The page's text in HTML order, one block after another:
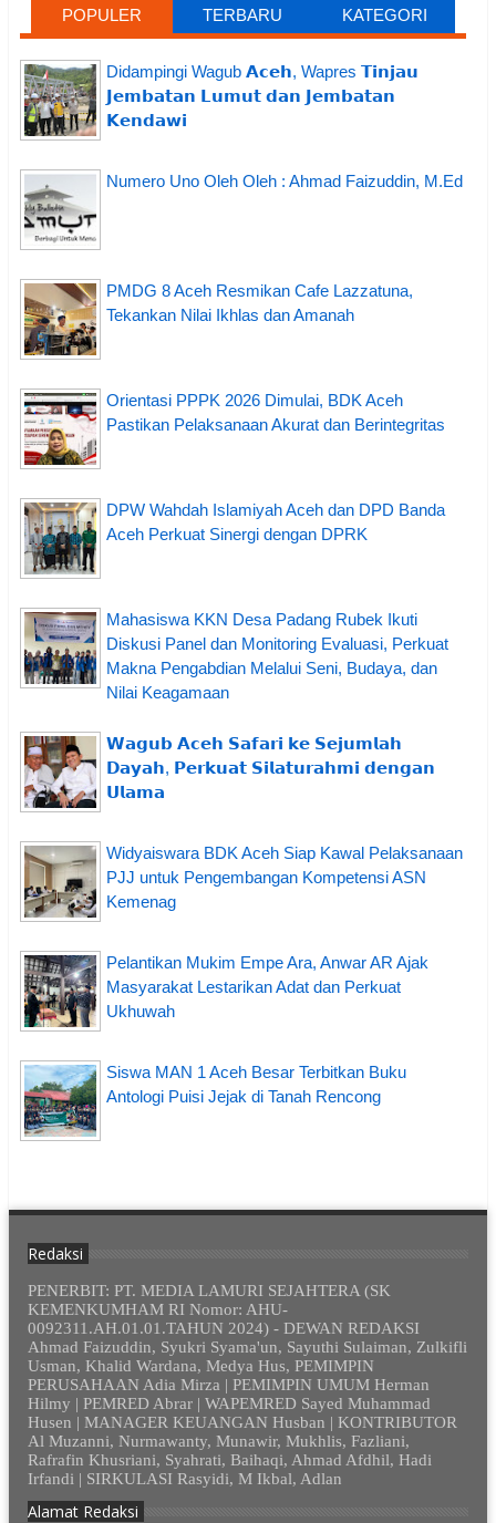
POPULER TERBARU KATEGORI
Didampingi Wagub 𝗔𝗰𝗲𝗵, Wapres 𝗧𝗶𝗻𝗷𝗮𝘂
𝗝𝗲𝗺𝗯𝗮𝘁𝗮𝗻 𝗟𝘂𝗺𝘂𝘁 𝗱𝗮𝗻 𝗝𝗲𝗺𝗯𝗮𝘁𝗮𝗻
𝗞𝗲𝗻𝗱𝗮𝘄𝗶
Numero Uno Oleh Oleh : Ahmad Faizuddin, M.Ed
PMDG 8 Aceh Resmikan Cafe Lazzatuna,
Tekankan Nilai Ikhlas dan Amanah
Orientasi PPPK 2026 Dimulai, BDK Aceh
Pastikan Pelaksanaan Akurat dan Berintegritas
DPW Wahdah Islamiyah Aceh dan DPD Banda
Aceh Perkuat Sinergi dengan DPRK
Mahasiswa KKN Desa Padang Rubek Ikuti
Diskusi Panel dan Monitoring Evaluasi, Perkuat
Makna Pengabdian Melalui Seni, Budaya, dan
Nilai Keagamaan
𝗪𝗮𝗴𝘂𝗯 𝗔𝗰𝗲𝗵 𝗦𝗮𝗳𝗮𝗿𝗶 𝗸𝗲 𝗦𝗲𝗷𝘂𝗺𝗹𝗮𝗵
𝗗𝗮𝘆𝗮𝗵, 𝗣𝗲𝗿𝗸𝘂𝗮𝘁 𝗦𝗶𝗹𝗮𝘁𝘂𝗿𝗮𝗵𝗺𝗶 𝗱𝗲𝗻𝗴𝗮𝗻
𝗨𝗹𝗮𝗺𝗮
Widyaiswara BDK Aceh Siap Kawal Pelaksanaan
PJJ untuk Pengembangan Kompetensi ASN
Kemenag
Pelantikan Mukim Empe Ara, Anwar AR Ajak
Masyarakat Lestarikan Adat dan Perkuat
Ukhuwah
Siswa MAN 1 Aceh Besar Terbitkan Buku
Antologi Puisi Jejak di Tanah Rencong
Redaksi
PENERBIT: PT. MEDIA LAMURI SEJAHTERA (SK
KEMENKUMHAM RI Nomor: AHU-
0092311.AH.01.01.TAHUN 2024) - DEWAN REDAKSI
Ahmad Faizuddin, Syukri Syama'un, Sayuthi Sulaiman, Zulkifli
Usman, Khalid Wardana, Medya Hus, PEMIMPIN
PERUSAHAAN Adia Mirza | PEMIMPIN UMUM Herman
Hilmy | PEMRED Abrar | WAPEMRED Sayed Muhammad
Husen | MANAGER KEUANGAN Husban | KONTRIBUTOR
Al Muzanni, Nurmawanty, Munawir, Mukhlis, Fazliani,
Rafrafin Khusriani, Syahrati, Baihaqi, Ahmad Afdhil, Hadi
Irfandi | SIRKULASI Rasyidi, M Ikbal, Adlan
Alamat Redaksi